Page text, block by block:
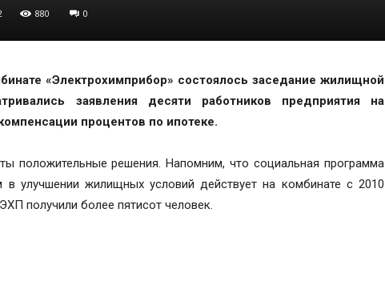
880 0
«Электрохимприбор» состоялось заседание жилищной
заявления десяти работников предприятия на
процентов по ипотеке.
положительные решения. Напомним, что социальная программа
улучшении жилищных условий действует на комбинате с 2010
получили более пятисот человек.